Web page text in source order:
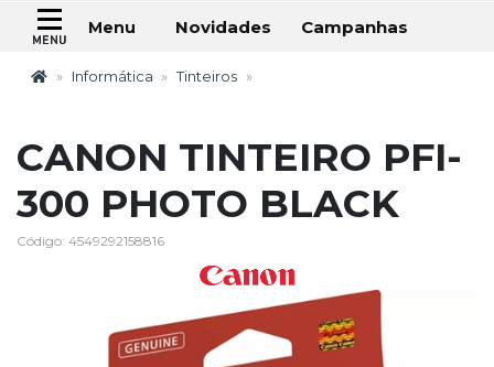
Menu Novidades Campanhas
Informática Tinteiros
CANON TINTEIRO PFI-
300 PHOTO BLACK
Código: 4549292158816